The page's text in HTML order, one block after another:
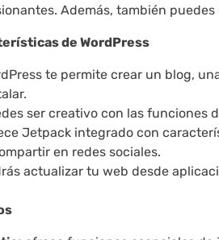
Además, también
de WordPress
te permite crear un blog,
ser creativo con las funciones
Jetpack integrado con
en redes sociales.
actualizar tu web desde